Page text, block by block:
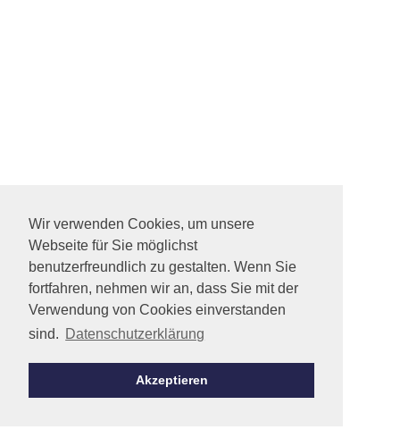
Wir verwenden Cookies, um unsere
Webseite für Sie möglichst
benutzerfreundlich zu gestalten. Wenn Sie
fortfahren, nehmen wir an, dass Sie mit der
Verwendung von Cookies einverstanden
sind. Datenschutzerklärung
Akzeptieren